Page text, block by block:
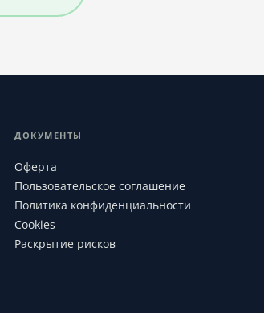
ДОКУМЕНТЫ
Оферта
Пользовательское соглашение
Политика конфиденциальности
Cookies
Раскрытие рисков